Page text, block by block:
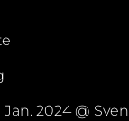
2024 @ Sven